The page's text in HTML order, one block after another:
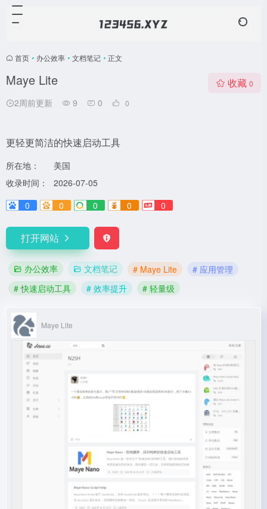
首页 • 办公效率 • 文档笔记 • 正文
Maye Lite
2周前更新 9 0 0
收藏 0
更轻更简洁的快速启动工具
所在地：
美国
收录时间：
2026-07-05
0
0 0 0 0
打开网站
办公效率 文档笔记 # Maye Lite
# 应用管理
# 快速启动工具
# 效率提升 # 轻量级
Maye Lite